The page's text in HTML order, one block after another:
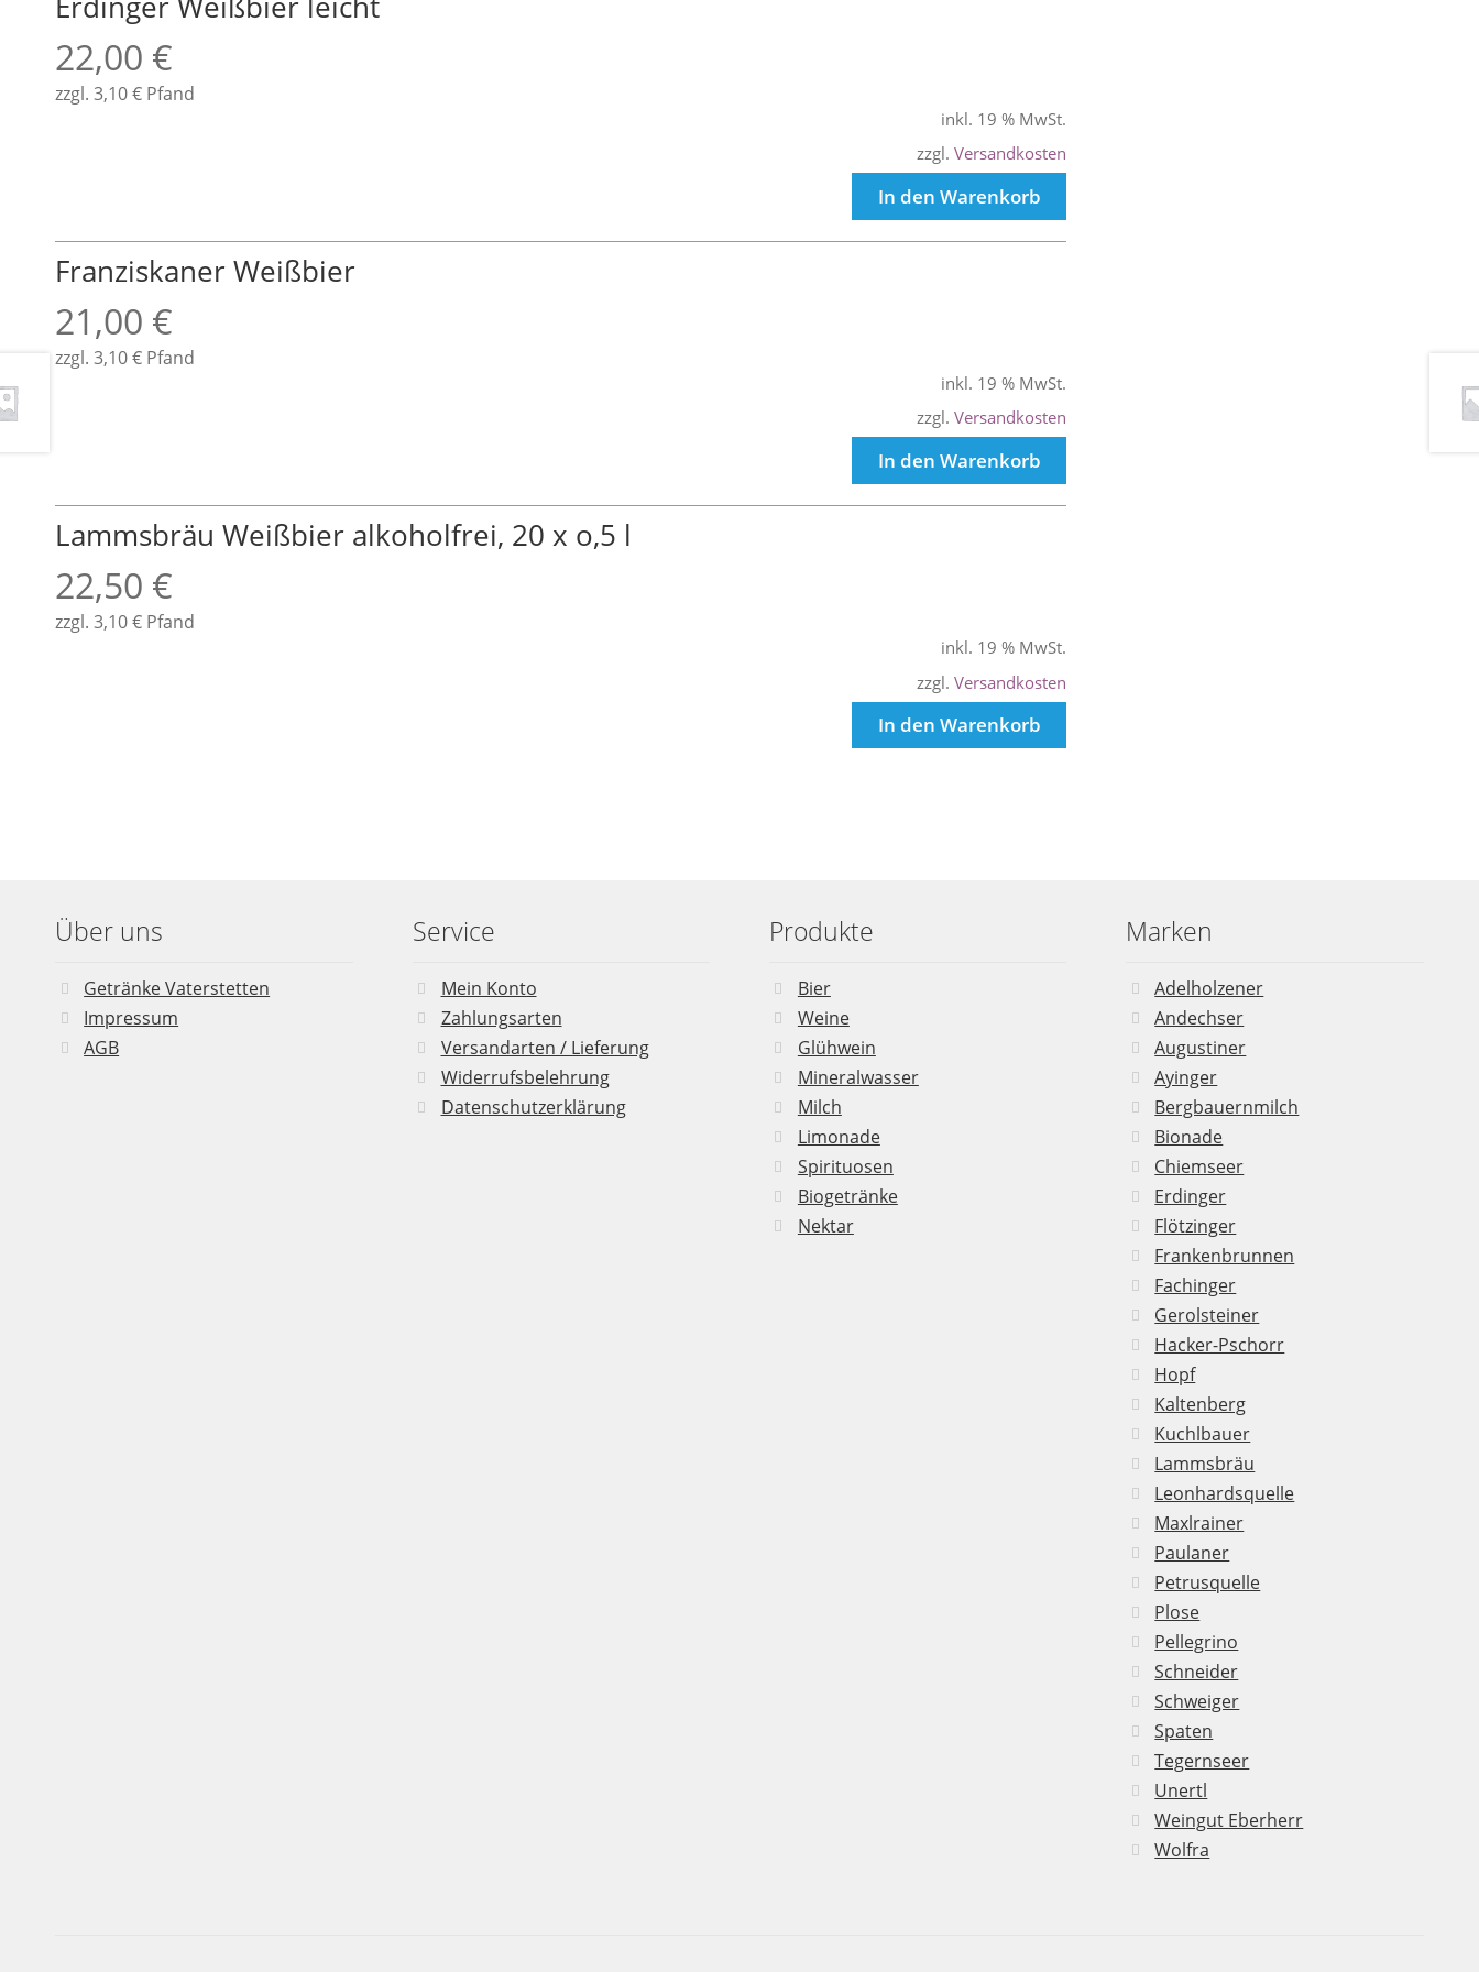
22,00 €
zzgl.3,10€ Pfand
inkl. 19 % MwSt.
zzgl.Versandkosten
In den Warenkorb
Franziskaner Weißbier
21,00 €
zzgl.3,10€ Pfand
inkl. 19 % MwSt.
zzgl.Versandkosten
In den Warenkorb
Lammsbräu Weißbier alkoholfrei, 20 x o,5 l
22,50 €
zzgl.3,10€ Pfand
inkl. 19 % MwSt.
zzgl.Versandkosten
In den Warenkorb
Über uns
Getränke Vaterstetten
Impressum
AGB
Service
Mein Konto
Zahlungsarten
Versandarten / Lieferung
Widerrufsbelehrung
Datenschutzerklärung
Produkte
Bier
Weine
Glühwein
Mineralwasser
Milch
Limonade
Spirituosen
Biogetränke
Nektar
Marken
Adelholzener
Andechser
Augustiner
Ayinger
Bergbauernmilch
Bionade
Chiemseer
Erdinger
Flötzinger
Frankenbrunnen
Fachinger
Gerolsteiner
Hacker-Pschorr
Hopf
Kaltenberg
Kuchlbauer
Lammsbräu
Leonhardsquelle
Maxlrainer
Paulaner
Petrusquelle
Plose
Pellegrino
Schneider
Schweiger
Spaten
Tegernseer
Unertl
Weingut Eberherr
Wolfra